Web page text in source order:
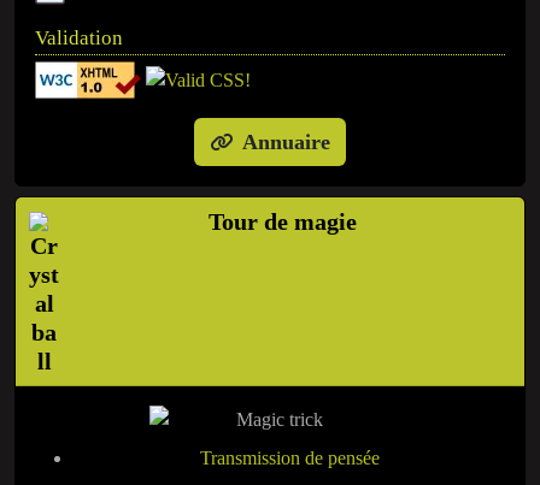
Validation
Annuaire
Tour de magie
Transmission de pensée